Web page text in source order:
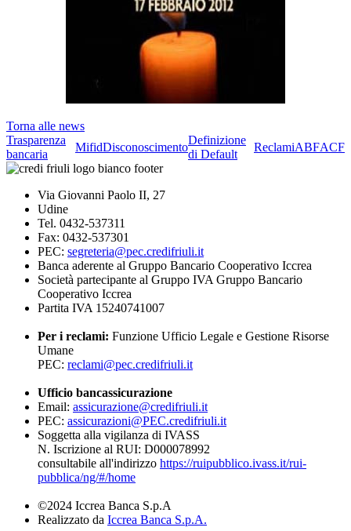
Torna alle news
Trasparenza
bancaria
MifidDisconoscimento
Definizione
di Default
ReclamiABFACF
Via Giovanni Paolo II, 27
Udine
Tel. 0432-537311
Fax: 0432-537301
PEC: segreteria@pec.credifriuli.it
Banca aderente al Gruppo Bancario Cooperativo Iccrea
Società partecipante al Gruppo IVA Gruppo Bancario
Cooperativo Iccrea
Partita IVA 15240741007
Per i reclami: Funzione Ufficio Legale e Gestione Risorse
Umane
PEC: reclami@pec.credifriuli.it
Ufficio bancassicurazione
Email: assicurazione@credifriuli.it
PEC: assicurazioni@PEC.credifriuli.it
Soggetta alla vigilanza di IVASS
N. Iscrizione al RUI: D000078992
consultabile all'indirizzo https://ruipubblico.ivass.it/rui-
pubblica/ng/#/home
©2024 Iccrea Banca S.p.A
Realizzato da Iccrea Banca S.p.A.